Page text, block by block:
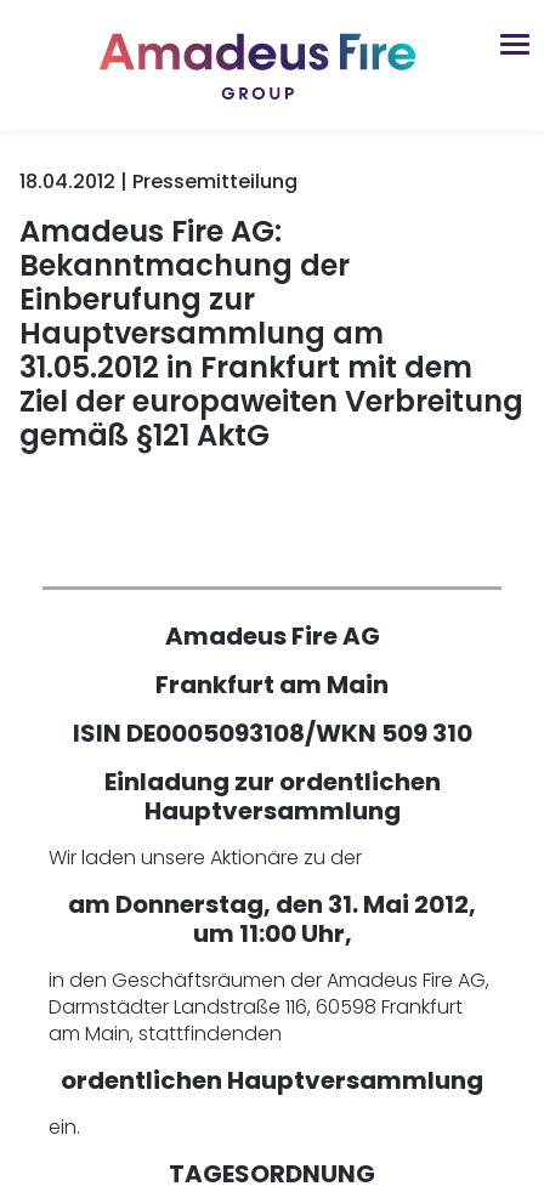
18.04.2012 | Pressemitteilung
Amadeus Fire AG:
Bekanntmachung der
Einberufung zur
Hauptversammlung am
31.05.2012 in Frankfurt mit dem
Ziel der europaweiten Verbreitung
gemäß §121 AktG
Amadeus Fire AG
Frankfurt am Main
ISIN DE0005093108/WKN 509 310
Einladung zur ordentlichen
Hauptversammlung
Wir laden unsere Aktionäre zu der
am Donnerstag, den 31. Mai 2012,
um 11:00 Uhr,
in den Geschäftsräumen der Amadeus Fire AG,
Darmstädter Landstraße 116, 60598 Frankfurt
am Main, stattfindenden
ordentlichen Hauptversammlung
ein.
TAGESORDNUNG